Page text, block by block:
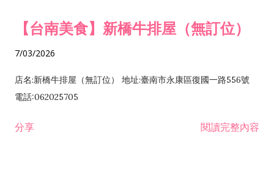
【台南美食】新橋牛排屋（無訂位）
7/03/2026
店名:新橋牛排屋（無訂位） 地址:臺南市永康區復國一路556號
電話:062025705
分享 閱讀完整內容